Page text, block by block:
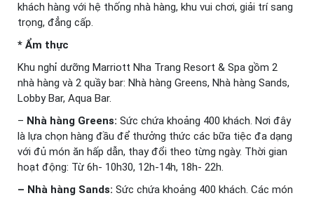
khách hàng với hệ thống nhà hàng, khu vui chơi, giải trí sang
trọng, đẳng cấp.
* Ẩm thực
Khu nghỉ dưỡng Marriott Nha Trang Resort & Spa gồm 2
nhà hàng và 2 quầy bar: Nhà hàng Greens, Nhà hàng Sands,
Lobby Bar, Aqua Bar.
– Nhà hàng Greens: Sức chứa khoảng 400 khách. Nơi đây
là lựa chọn hàng đầu để thưởng thức các bữa tiệc đa dạng
với đủ món ăn hấp dẫn, thay đổi theo từng ngày. Thời gian
hoạt động: Từ 6h- 10h30, 12h-14h, 18h- 22h.
– Nhà hàng Sands: Sức chứa khoảng 400 khách. Các món